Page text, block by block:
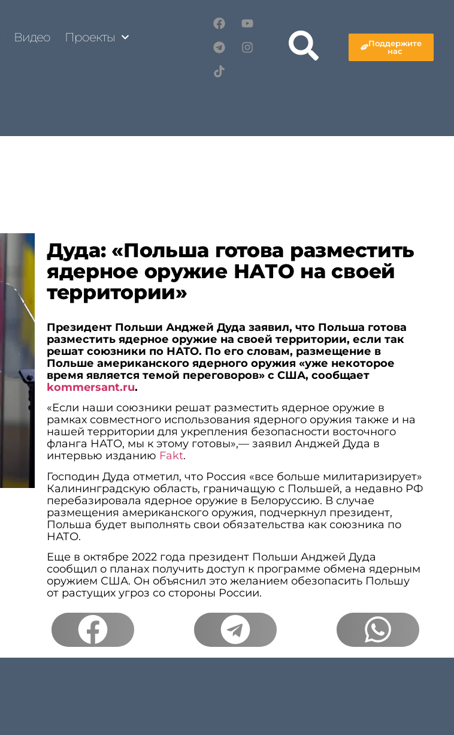
Видео Проекты
Поддержите
нас
Дуда: «Польша готова разместить
ядерное оружие НАТО на своей
территории»
Президент Польши Анджей Дуда заявил, что Польша готова
разместить ядерное оружие на своей территории, если так
решат союзники по НАТО. По его словам, размещение в
Польше американского ядерного оружия «уже некоторое
время является темой переговоров» с США, сообщает
kommersant.ru.
«Если наши союзники решат разместить ядерное оружие в
рамках совместного использования ядерного оружия также и на
нашей территории для укрепления безопасности восточного
фланга НАТО, мы к этому готовы»,— заявил Анджей Дуда в
интервью изданию Fakt.
Господин Дуда отметил, что Россия «все больше милитаризирует»
Калининградскую область, граничащую с Польшей, а недавно РФ
перебазировала ядерное оружие в Белоруссию. В случае
размещения американского оружия, подчеркнул президент,
Польша будет выполнять свои обязательства как союзника по
НАТО.
Еще в октябре 2022 года президент Польши Анджей Дуда
сообщил о планах получить доступ к программе обмена ядерным
оружием США. Он объяснил это желанием обезопасить Польшу
от растущих угроз со стороны России.